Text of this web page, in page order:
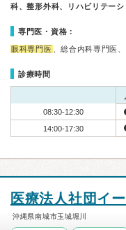
科、整形外科、リハビリテー
専門医・資格：
眼科専門医 、総合内科専門医
診療時間
08:30-12:30
14:00-17:30
医療法人社団イ
沖縄県南城市玉城堀川